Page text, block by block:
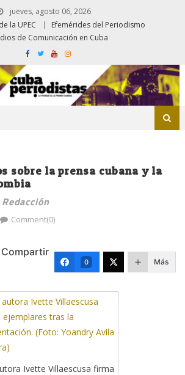
jueves, agosto 06, 2026
la UPEC
Efemérides del Periodismo
de Comunicación en Cuba
sobre la prensa cubana y la
Redacción
Comment(0)
Compartir
0 Más
Ivette Villaescusa firma